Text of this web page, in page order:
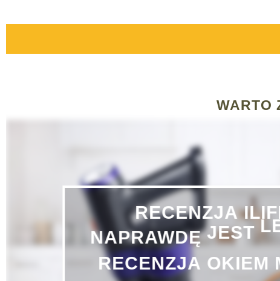
WARTO
RECENZJA
NAPRAWDĘ JEST
RECENZJA OKIEM